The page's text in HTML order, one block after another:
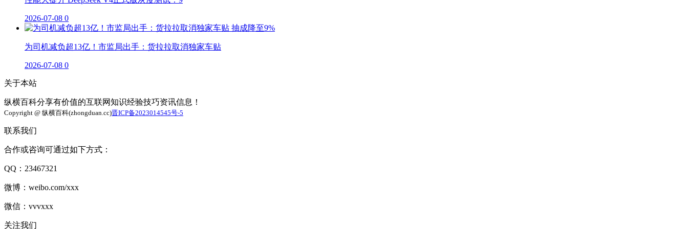
2026-07-08 0
为司机减负超13亿！市监局出手：货拉拉取消独家车贴
2026-07-08 0
关于本站
纵横百科分享有价值的互联网知识经验技巧资讯信息！
Copyright @ 纵横百科(zhongduan.cc)晋ICP备2023014545号-5
联系我们
合作或咨询可通过如下方式：
QQ：23467321
微博：weibo.com/xxx
微信：vvvxxx
关注我们